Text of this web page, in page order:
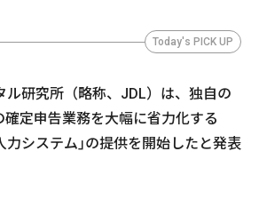
Today's PICK UP
ル研究所（略称、JDL）は、独⾃の
定申告業務を⼤幅に省⼒化する
⼒システム｣の提供を開始したと発表